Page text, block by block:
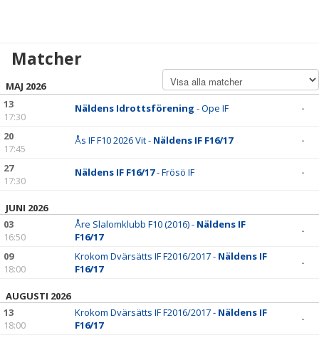
DOKUMENT
Matcher
MAJ 2026
13
17:30
Näldens Idrottsförening - Ope IF -
20
17:45
Ås IF F10 2026 Vit - Näldens IF F16/17 -
27
17:30
Näldens IF F16/17- Frösö IF -
JUNI 2026
03
16:50
Åre Slalomklubb F10 (2016) - Näldens IF
F16/17
-
09
18:00
Krokom Dvärsätts IF F2016/2017 - Näldens IF
F16/17
-
AUGUSTI 2026
13
18:00
Krokom Dvärsätts IF F2016/2017 - Näldens IF
F16/17
-